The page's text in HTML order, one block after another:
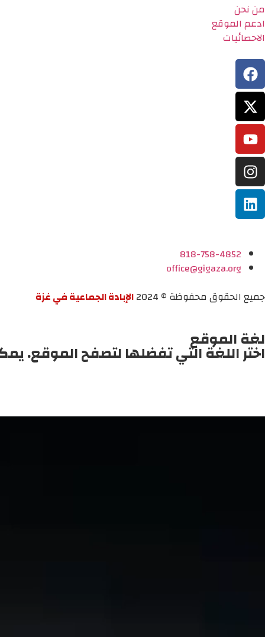
من نحن
ادعم الموقع
الاحصائيات
818-758-4852
office@gigaza.org
جميع الحقوق محفوظة © 2024
الإبادة الجماعية في غزة
لغة الموقع
اختر اللغة التي تفضلها لتصفح الموقع.